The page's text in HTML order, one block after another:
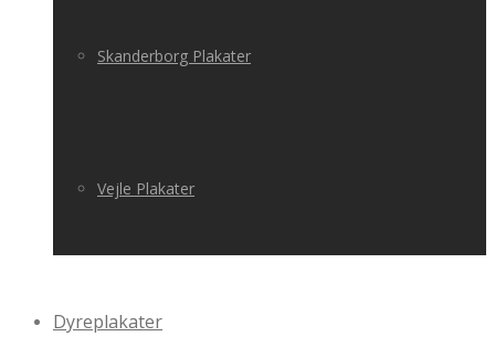
Skanderborg Plakater
Vejle Plakater
Dyreplakater